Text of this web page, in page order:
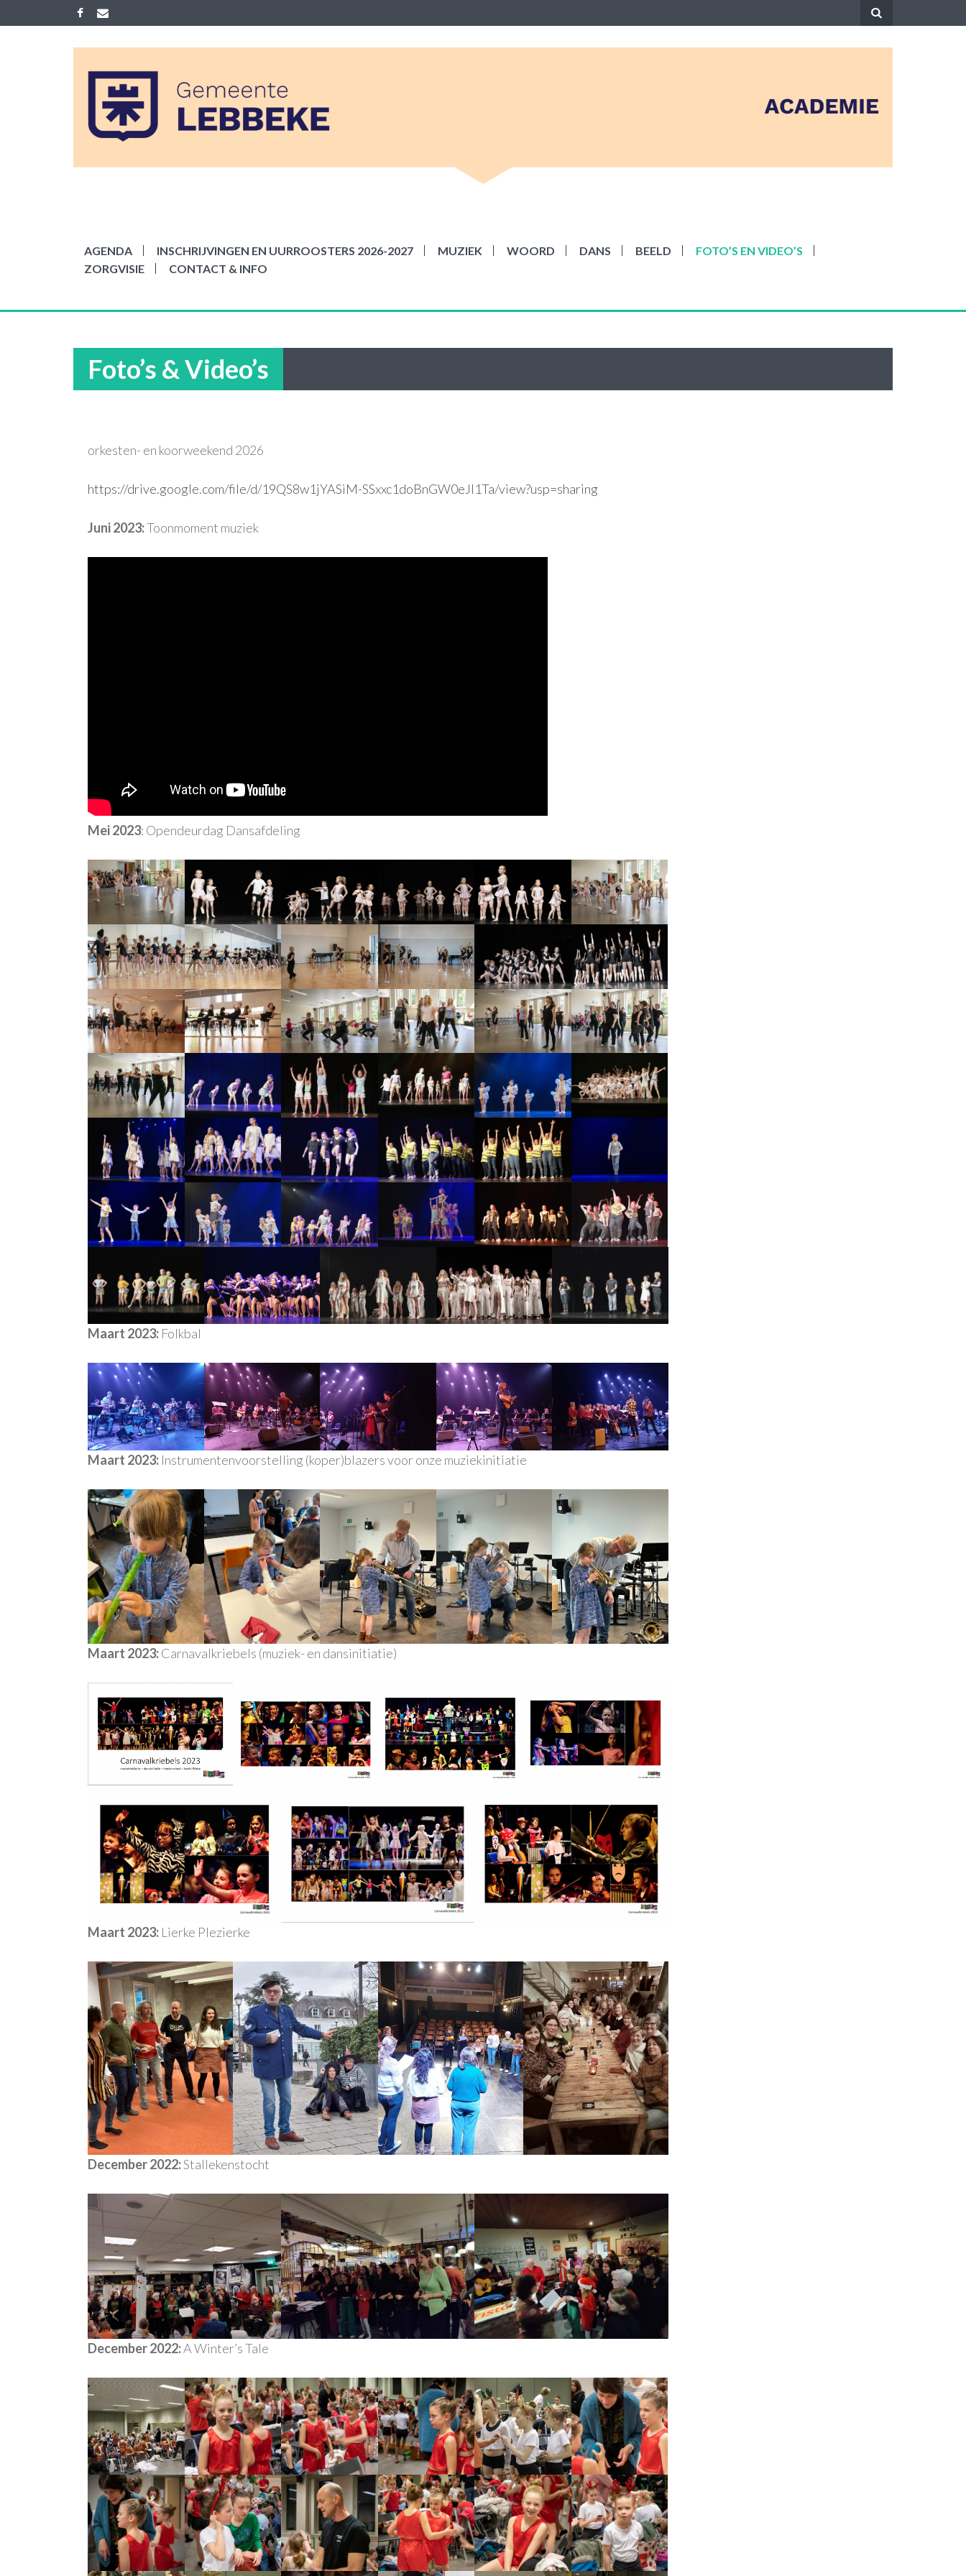
to
AGENDA INSCHRIJVINGEN EN UURROOSTERS 2026-2027 MUZIEK WOORD DANS BEELD
FOTO’S EN VIDEO’S
ZORGVISIE
CONTACT & INFO
Foto’s & Video’s
orkesten- en koorweekend 2026
https://drive.google.com/file/d/19QS8w1jYASiM-SSxxc1doBnGW0eJI1Ta/view?usp=sharing
Juni 2023:Toonmoment muziek
Mei 2023: Opendeurdag Dansafdeling
Maart 2023: Folkbal
Maart 2023: Instrumentenvoorstelling (koper)blazers voor onze muziekinitiatie
Maart 2023:Carnavalkriebels (muziek- en dansinitiatie)
Maart 2023: Lierke Plezierke
December 2022:Stallekenstocht
December 2022:A Winter’s Tale